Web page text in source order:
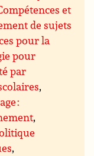
et
de sujets
pour la
pour
par
,
:
,
,